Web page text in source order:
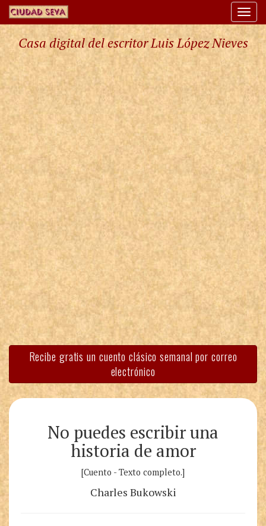
Casa digital del escritor Luis López Nieves
Recibe gratis un cuento clásico semanal por correo
electrónico
No puedes escribir una
historia de amor
[Cuento - Texto completo.]
Charles Bukowski